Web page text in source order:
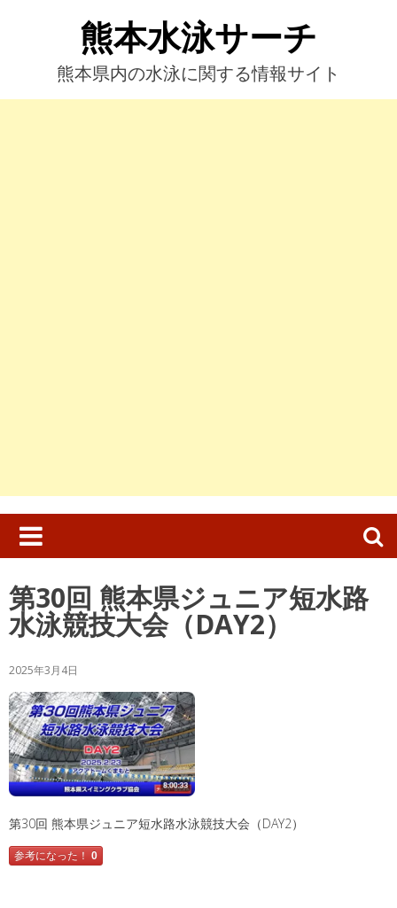
へ
熊本水泳サーチ
熊本県内の水泳に関する情報サイト
検
索:
第30回 熊本県ジュニア短水路
水泳競技大会（DAY2）
2025年3月4日
第30回 熊本県ジュニア短水路水泳競技大会（DAY2）
参考になった！ 0